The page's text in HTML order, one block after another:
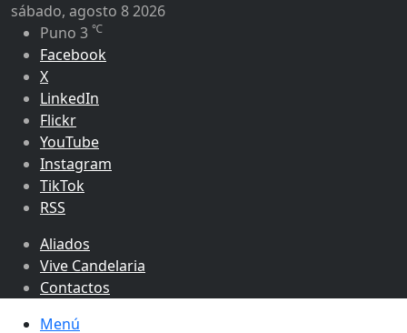
sábado, agosto 8 2026
Puno 3 ℃
Facebook
X
LinkedIn
Flickr
YouTube
Instagram
TikTok
RSS
Aliados
Vive Candelaria
Contactos
Menú